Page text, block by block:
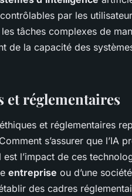
par les
tâches complexes de
de la capacité des
et réglementaires
et réglementaires
s’assurer que l’IA
est l’impact de ces
entreprise ou d’une
des cadres